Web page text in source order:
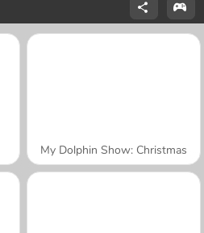
My Dolphin Show: Christmas